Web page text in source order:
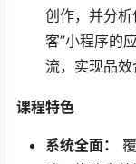
创作，并分
客”小程序的
流，实现品效
课程特色
系统全面：​